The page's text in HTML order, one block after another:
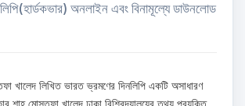
অনলাইন এবং বিনামূল্যে ডাউনলোড
খালেদ লিখিত ভারত ভ্রমণের দিনলিপি একটি অসাধারণ
শাহ্ মোস্তফা খালেদ ঢাকা বিশ্বিদ্যালয়ের তথ্য প্রযুক্তি